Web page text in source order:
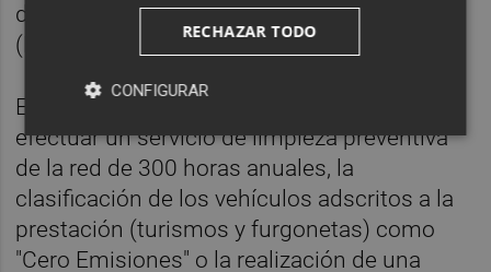
de Gestión del Sistema de Saneamiento
(PIGSS).
El contrato también refleja la obligación de
efectuar un servicio de limpieza preventiva
de la red de 300 horas anuales, la
clasificación de los vehículos adscritos a la
prestación (turismos y furgonetas) como
"Cero Emisiones" o la realización de una
RECHAZAR TODO
CONFIGURAR